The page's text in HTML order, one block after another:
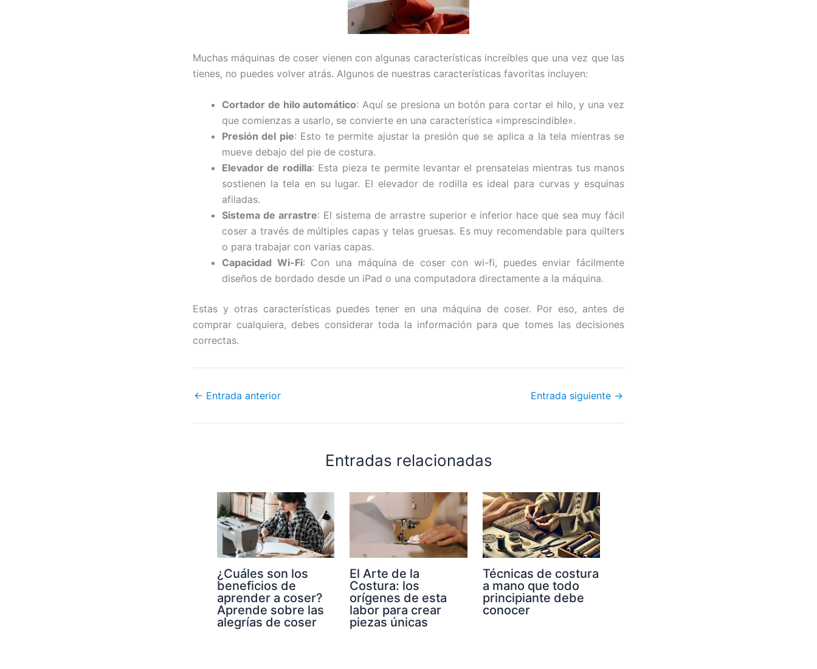
Muchas máquinas de coser vienen con algunas características increíbles que una vez que las
tienes, no puedes volver atrás. Algunos de nuestras características favoritas incluyen:
Cortador de hilo automático: Aquí se presiona un botón para cortar el hilo, y una vez
que comienzas a usarlo, se convierte en una característica «imprescindible».
Presión del pie: Esto te permite ajustar la presión que se aplica a la tela mientras se
mueve debajo del pie de costura.
Elevador de rodilla: Esta pieza te permite levantar el prensatelas mientras tus manos
sostienen la tela en su lugar. El elevador de rodilla es ideal para curvas y esquinas
afiladas.
Sistema de arrastre: El sistema de arrastre superior e inferior hace que sea muy fácil
coser a través de múltiples capas y telas gruesas. Es muy recomendable para quilters
o para trabajar con varias capas.
Capacidad Wi-Fi: Con una máquina de coser con wi-fi, puedes enviar fácilmente
diseños de bordado desde un iPad o una computadora directamente a la máquina.
Estas y otras características puedes tener en una máquina de coser. Por eso, antes de
comprar cualquiera, debes considerar toda la información para que tomes las decisiones
correctas.
← Entrada anterior Entrada siguiente →
Entradas relacionadas
¿Cuáles son los
beneficios de
aprender a coser?
Aprende sobre las
alegrías de coser
El Arte de la
Costura: los
orígenes de esta
labor para crear
piezas únicas
Técnicas de costura
a mano que todo
principiante debe
conocer